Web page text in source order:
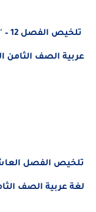
عربية الصف الثامن
تلخيص الفصل
لغة عربية الصف